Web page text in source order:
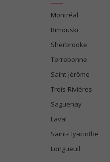
Montréal
Rimouski
Sherbrooke
Terrebonne
Saint-Jérôme
Trois-Rivières
Saguenay
Laval
Saint-Hyacinthe
Longueuil